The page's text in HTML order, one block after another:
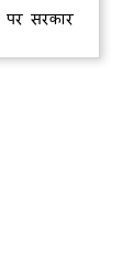
पर सरकार